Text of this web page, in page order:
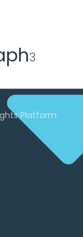
3